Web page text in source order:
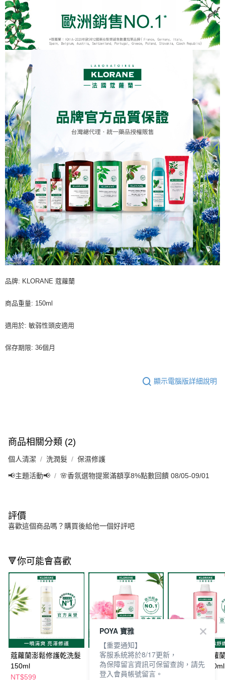
品牌: KLORANE 蔻蘿蘭
商品重量: 150ml
適用於: 敏弱性頭皮適用
保存期限: 36個月
顯示電腦版詳細說明
商品相關分類 (2)
個人清潔 洗潤髮 保濕修護
📢主題活動📢 🌸香氛選物提案滿額享8%點數回饋 08/05-09/01
評價
喜歡這個商品嗎？購買後給他一個好評吧
🔻你可能會喜歡
蔻蘿蘭澎鬆修護乾洗髮
150ml
NT$599
蔻蘿蘭速效舒敏洗髮精
200ml
NT$359
KLORANE 蔻蘿
舒敏洗髮精400ml
POYA 寶雅
【重要通知】
客服系統將於8/17更新，
為保障留言資訊可保留查詢，請先
登入會員帳號留言。